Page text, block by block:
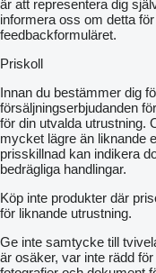
är att representera dig
informera oss om detta
feedbackformuläret.
Priskoll
Innan du bestämmer dig
försäljningserbjudanden
för din utvalda utrustning.
mycket lägre än liknande
prisskillnad kan indikera
bedrägliga handlingar.
Köp inte produkter där
för liknande utrustning.
Ge inte samtycke till
är osäker, var inte rädd